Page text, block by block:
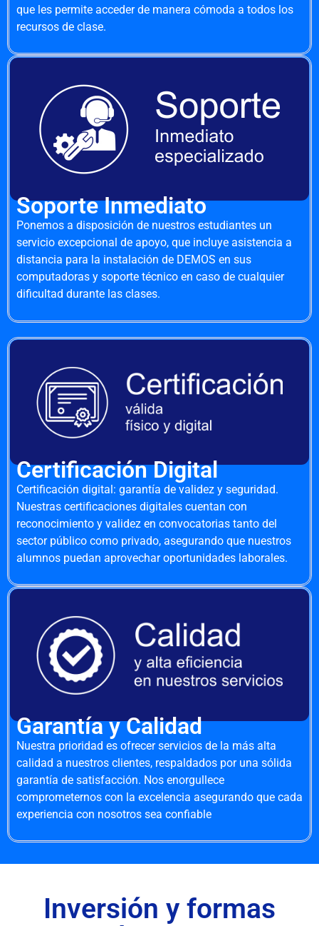
que les permite acceder de manera cómoda a todos los
recursos de clase.
Soporte Inmediato
Ponemos a disposición de nuestros estudiantes un
servicio excepcional de apoyo, que incluye asistencia a
distancia para la instalación de DEMOS en sus
computadoras y soporte técnico en caso de cualquier
dificultad durante las clases.
Certificación Digital
Certificación digital: garantía de validez y seguridad.
Nuestras certificaciones digitales cuentan con
reconocimiento y validez en convocatorias tanto del
sector público como privado, asegurando que nuestros
alumnos puedan aprovechar oportunidades laborales.
Garantía y Calidad
Nuestra prioridad es ofrecer servicios de la más alta
calidad a nuestros clientes, respaldados por una sólida
garantía de satisfacción. Nos enorgullece
comprometernos con la excelencia asegurando que cada
experiencia con nosotros sea confiable
Inversión y formas